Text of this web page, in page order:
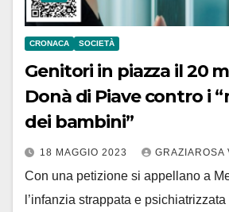
CRONACA SOCIETÀ
Genitori in piazza il 20
Donà di Piave contro i
dei bambini”
18 MAGGIO 2023 GRAZIAROSA
Con una petizione si appellano a
l’infanzia strappata e